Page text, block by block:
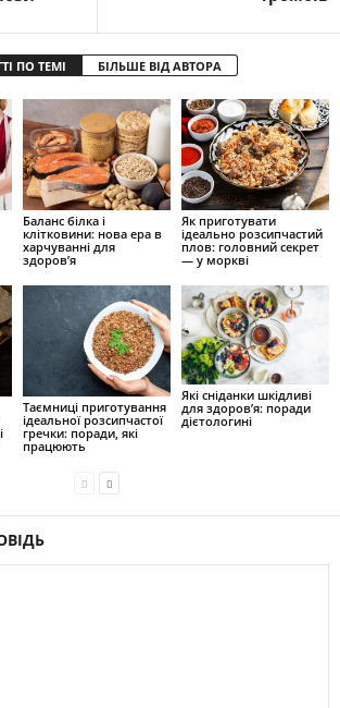
ПО ТЕМІ БІЛЬШЕ ВІД АВТОРА
Баланс білка і
клітковини: нова ера в
харчуванні для
здоров’я
Як приготувати
ідеально розсипчастий
плов: головний секрет
— у моркві
Таємниці приготування
ідеальної розсипчастої
гречки: поради, які
працюють
Які сніданки шкідливі
для здоров’я: поради
дієтологині